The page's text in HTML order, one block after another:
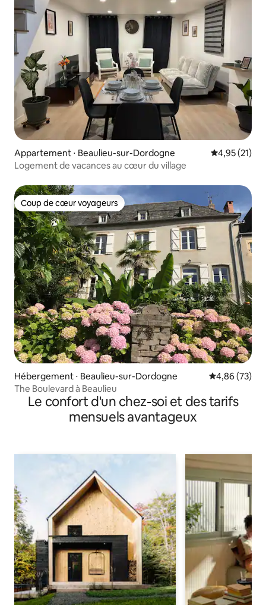
Appartement ⋅ Beaulieu-sur-Dordogne Évaluation
4,95 (21)
Logement de vacances au cœur du village
Coup de cœur voyageurs
Coup de cœur voyageurs
Hébergement ⋅ Beaulieu-sur-Dordogne Évaluation
4,86 (73)
The Boulevard à Beaulieu
Le confort d'un chez-soi et des tarifs
mensuels avantageux